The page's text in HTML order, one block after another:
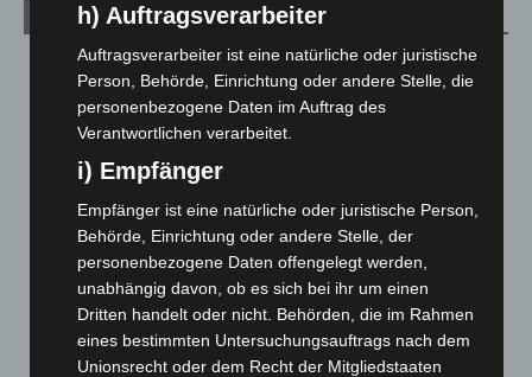
Kategorien
Blaulicht
2.799
Corona-News
Hannover und Region
Langenhagen und Ortsteile
Leserbriefe
Menschen
Über uns
Veranstaltungen
1.887
1.270
h) Auftragsverarbeiter
Auftragsverarbeiter ist eine natürliche oder juristische
Person, Behörde, Einrichtung oder andere Stelle, die
personenbezogene Daten im Auftrag des
Verantwortlichen verarbeitet.
i) Empfänger
Empfänger ist eine natürliche oder juristische Person,
Behörde, Einrichtung oder andere Stelle, der
personenbezogene Daten offengelegt werden,
unabhängig davon, ob es sich bei ihr um einen
Dritten handelt oder nicht. Behörden, die im Rahmen
eines bestimmten Untersuchungsauftrags nach dem
Unionsrecht oder dem Recht der Mitgliedstaaten